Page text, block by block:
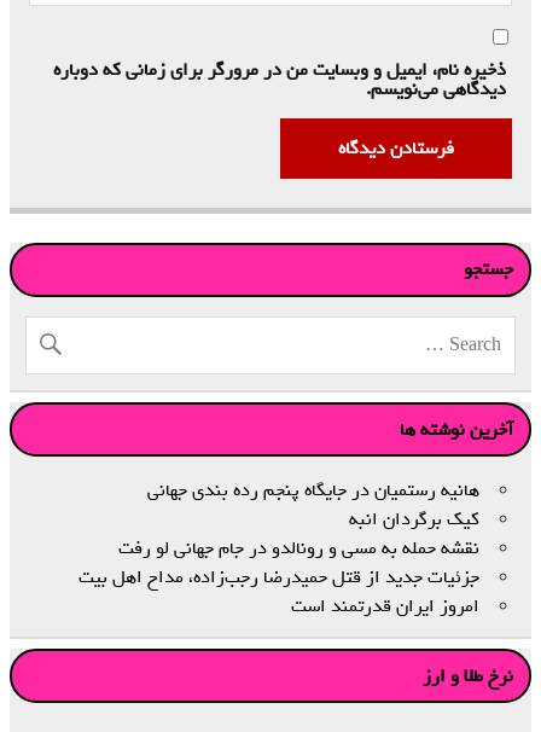
ذخیره نام، ایمیل و وبسایت من در مرورگر برای زمانی که دوباره
دیدگاهی می‌نویسم.
جستجو
آخرین نوشته ها
هانیه رستمیان در جایگاه پنجم رده‌ بندی جهانی
کیک برگردان انبه
نقشه حمله به مسی و رونالدو در جام جهانی لو رفت
جزئیات جدید از قتل حمیدرضا رجب‌زاده، مداح اهل‌ بیت
امروز ایران قدرتمند است
نرخ طلا و ارز